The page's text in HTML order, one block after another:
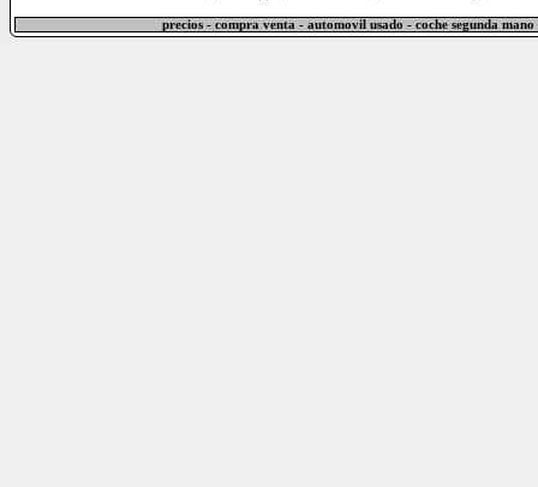
precios - compra venta - automovil usado - coche segunda mano